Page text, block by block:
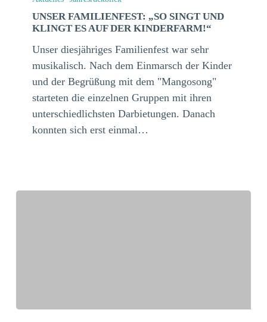
singt
klingt
Kinderfarm!“
UNSER FAMILIENFEST: „SO SINGT UND
KLINGT ES AUF DER KINDERFARM!“
Unser diesjähriges Familienfest war sehr
musikalisch. Nach dem Einmarsch der Kinder
und der Begrüßung mit dem "Mangosong"
starteten die einzelnen Gruppen mit ihren
unterschiedlichsten Darbietungen. Danach
konnten sich erst einmal…